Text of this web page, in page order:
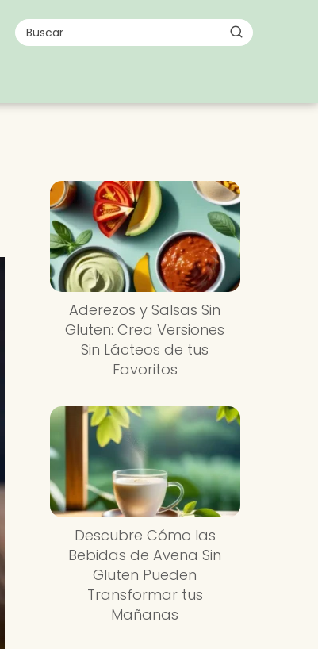
Aderezos y Salsas Sin
Gluten: Crea Versiones
Sin Lácteos de tus
Favoritos
Descubre Cómo las
Bebidas de Avena Sin
Gluten Pueden
Transformar tus
Mañanas